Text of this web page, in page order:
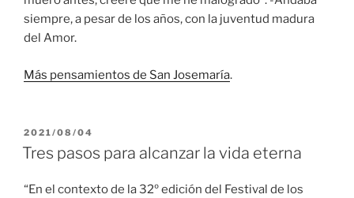
siempre, a pesar de los años, con la juventud madura
del Amor.
Más pensamientos de San Josemaría.
PUBLICADO
EL
2021/08/04
Tres pasos para alcanzar la vida eterna
“En el contexto de la 32º edición del Festival de los